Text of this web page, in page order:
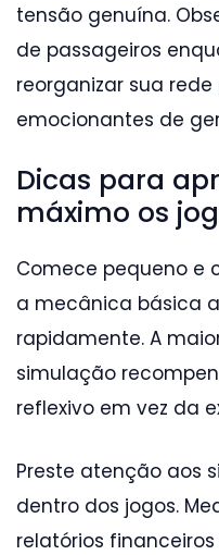
tensão genuína.
de passageiros
reorganizar sua
emocionantes de
Dicas para
máximo os
Comece pequeno e
a mecânica básica
rapidamente. A
simulação
reflexivo em vez da
Preste atenção aos
dentro dos jogos.
relatórios